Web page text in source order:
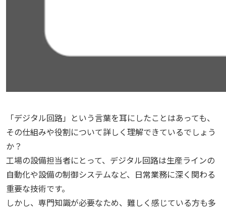
「デジタル回路」という言葉を耳にしたことはあっても、
その仕組みや役割について詳しく理解できているでしょう
か？
工場の設備担当者にとって、デジタル回路は生産ラインの
自動化や設備の制御システムなど、日常業務に深く関わる
重要な技術です。
しかし、専門知識が必要なため、難しく感じている方も多